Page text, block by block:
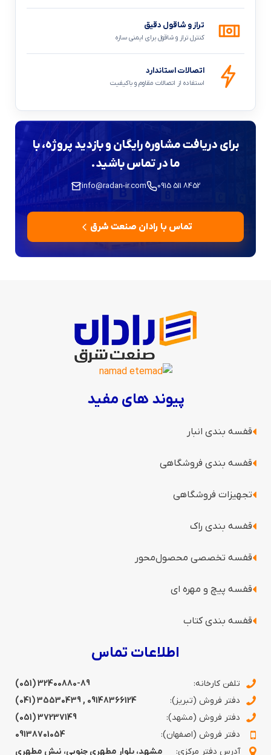
تراز و شاقول دقیق
کنترل تراز و شاقول برای ایمنی سازه
اتصالات استاندارد
استفاده از اتصالات مقاوم و باکیفیت
برای دریافت مشاوره رایگان و بازدید پروژه، با
ما در تماس باشید.
0915 511 8452
info@radan-ir.com
تماس با رادان صنعت شرق
پیوند های مفید
قفسه بندی انبار
قفسه بندی فروشگاهی
تجهیزات فروشگاهی
قفسه بندی راک
قفسه‌ تخصصی محصول‌محور
قفسه پیچ و مهره ای
قفسه‌ بندی کتاب
اطلاعات تماس
تلفن کارخانه:
(051) 32400880-89
دفتر فروش (تبریز):
09148366124
,
35530439 (041)
دفتر فروش (مشهد):
37237149 (051)
دفتر فروش (اصفهان):
09138701054
آدرس دفتر مرکزی:
مشهد، بلوار مطهری جنوبی، نبش مطهری